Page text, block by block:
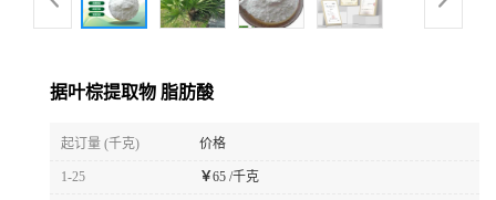
据叶棕提取物 脂肪酸
起订量 (千克) 价格
1-25 ￥65 /千克